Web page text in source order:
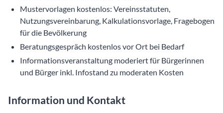
Mustervorlagen kostenlos: Vereinsstatuten,
Nutzungsvereinbarung, Kalkulationsvorlage, Fragebogen
für die Bevölkerung
Beratungsgespräch kostenlos vor Ort bei Bedarf
Informationsveranstaltung moderiert für Bürgerinnen
und Bürger inkl. Infostand zu moderaten Kosten
Information und Kontakt